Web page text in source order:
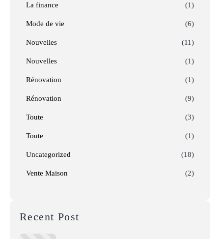
La finance (1)
Mode de vie (6)
Nouvelles (11)
Nouvelles (1)
Rénovation (1)
Rénovation (9)
Toute (3)
Toute (1)
Uncategorized (18)
Vente Maison (2)
Recent Post